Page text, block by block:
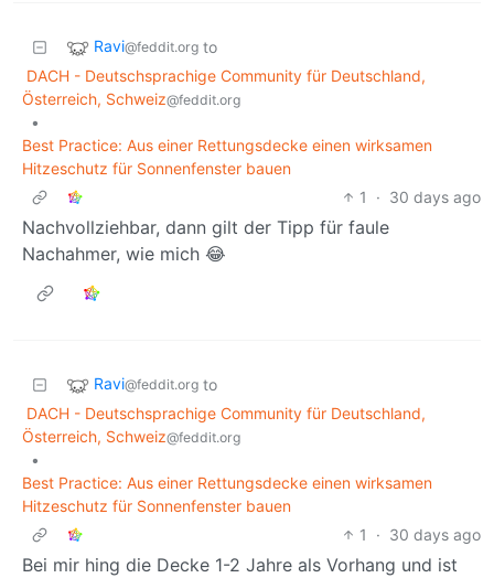
Ravi@feddit.org to
DACH - Deutschsprachige Community für Deutschland,
Österreich, Schweiz@feddit.org
•
Best Practice: Aus einer Rettungsdecke einen wirksamen
Hitzeschutz für Sonnenfenster bauen
1
· 30 days ago
Nachvollziehbar, dann gilt der Tipp für faule
Nachahmer, wie mich 😂
Ravi@feddit.org to
DACH - Deutschsprachige Community für Deutschland,
Österreich, Schweiz@feddit.org
•
Best Practice: Aus einer Rettungsdecke einen wirksamen
Hitzeschutz für Sonnenfenster bauen
1
· 30 days ago
Bei mir hing die Decke 1-2 Jahre als Vorhang und ist